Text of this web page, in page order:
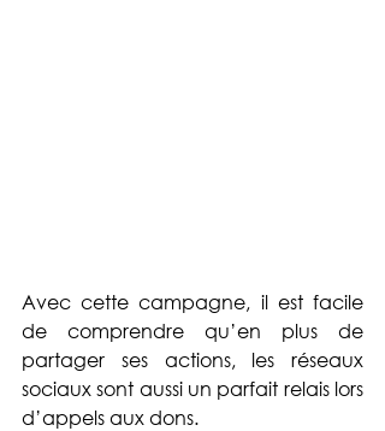
Avec cette campagne, il est facile
de comprendre qu’en plus de
partager ses actions, les réseaux
sociaux sont aussi un parfait relais lors
d’appels aux dons.